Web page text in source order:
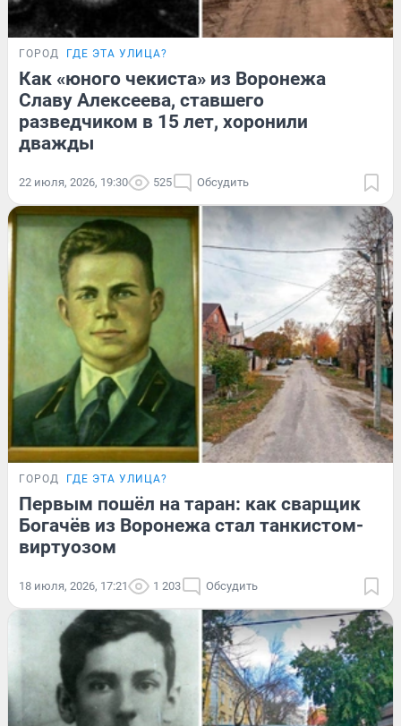
ГОРОД ГДЕ ЭТА УЛИЦА?
Как «юного чекиста» из Воронежа
Славу Алексеева, ставшего
разведчиком в 15 лет, хоронили
дважды
22 июля, 2026, 19:30 525 Обсудить
ГОРОД ГДЕ ЭТА УЛИЦА?
Первым пошёл на таран: как сварщик
Богачёв из Воронежа стал танкистом-
виртуозом
18 июля, 2026, 17:21 1 203 Обсудить